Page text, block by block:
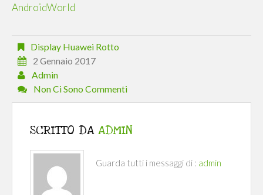
AndroidWorld
Display Huawei Rotto
2 Gennaio 2017
Admin
Non Ci Sono Commenti
SCRITTO DA ADMIN
Guarda tutti i messaggi di : admin